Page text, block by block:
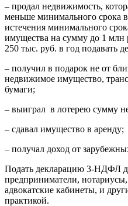
– продал недвижимость,
меньше минимального срока
истечения минимального
имущества на сумму до 1 млн
250 тыс. руб. в год
– получил в подарок не от
недвижимое имущество,
бумаги;
– выиграл в лотерею сумму
– сдавал имущество в аренду;
– получал доход от
Подать декларацию 3-НДФЛ
предприниматели,
адвокатские кабинеты, и
практикой.